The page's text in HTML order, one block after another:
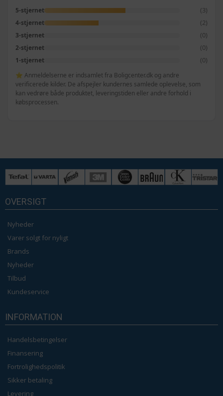
5-stjernet (3)
4-stjernet (2)
3-stjernet (0)
2-stjernet (0)
1-stjernet (0)
⭐ Anmeldelserne er indsamlet fra Boligcenter.dk og andre
verificerede kilder. De afspejler kundernes samlede oplevelse, som
kan vedrøre både produktet, leveringstiden eller andre forhold i
købsprocessen.
OVERSIGT
Nyheder
Varer solgt for nyligt
Brands
Nyheder
Tilbud
Kundeservice
INFORMATION
Handelsbetingelser
Finansering
Fortrolighedspolitik
Sikker betaling
Levering